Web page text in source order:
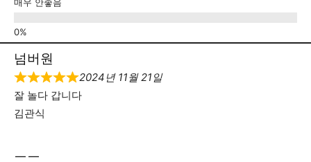
넘버원
2024년 11월 21일
잘 놀다 갑니다
김관식
ㅡㅡ